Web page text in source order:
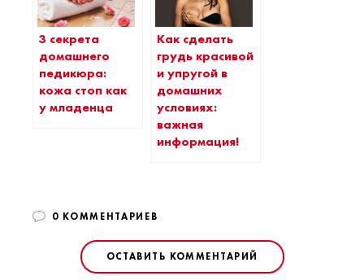
3 секрета
домашнего
педикюра:
кожа стоп как
у младенца
Как сделать
грудь красивой
и упругой в
домашних
условиях:
важная
информация!
0 КОММЕНТАРИЕВ
ОСТАВИТЬ КОММЕНТАРИЙ